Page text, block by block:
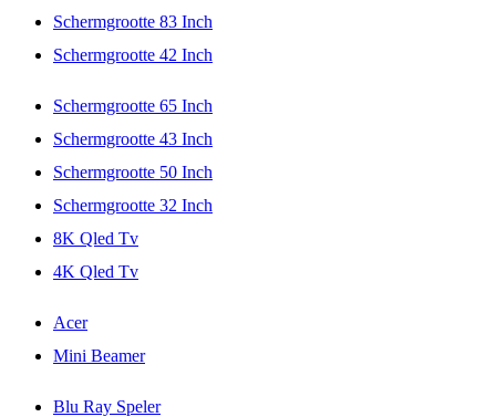
Schermgrootte 83 Inch
Schermgrootte 42 Inch
Schermgrootte 65 Inch
Schermgrootte 43 Inch
Schermgrootte 50 Inch
Schermgrootte 32 Inch
8K Qled Tv
4K Qled Tv
Acer
Mini Beamer
Blu Ray Speler